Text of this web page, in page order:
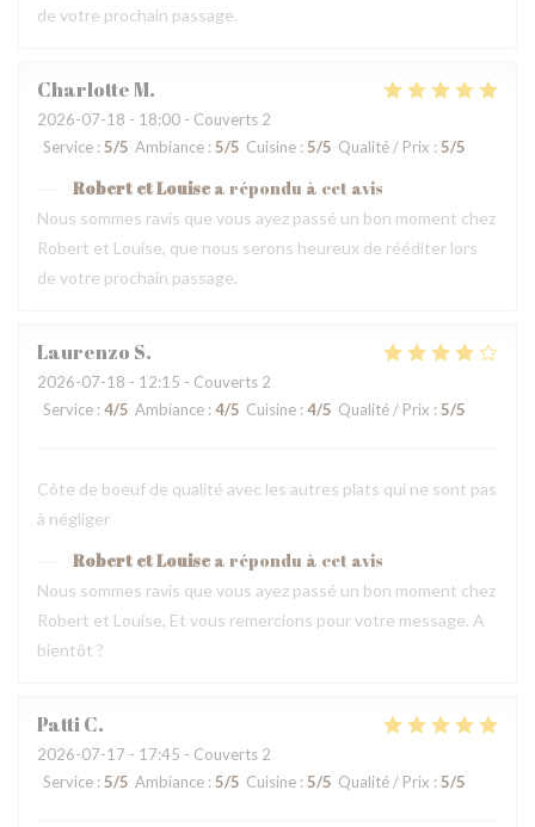
de votre prochain passage.
CharlotteM
2026-07-18 - 18:00 - Couverts 2
Service : 5/5 Ambiance : 5/5 Cuisine : 5/5 Qualité / Prix : 5/5
Robert et Louise a répondu à cet avis
Nous sommes ravis que vous ayez passé un bon moment chez
Robert et Louise, que nous serons heureux de rééditer lors
de votre prochain passage.
Laurenzo S
2026-07-18 - 12:15 - Couverts 2
Service : 4/5 Ambiance : 4/5 Cuisine : 4/5 Qualité / Prix : 5/5
Côte de boeuf de qualité avec les autres plats qui ne sont pas
à négliger
Robert et Louise a répondu à cet avis
Nous sommes ravis que vous ayez passé un bon moment chez
Robert et Louise, Et vous remercions pour votre message. A
bientôt ?
PattiC
2026-07-17 - 17:45 - Couverts 2
Service : 5/5 Ambiance : 5/5 Cuisine : 5/5 Qualité / Prix : 5/5